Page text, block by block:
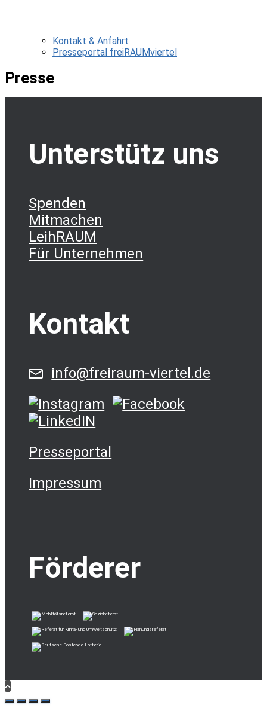
Kontakt & Anfahrt
Presseportal freiRAUMviertel
Presse
Unterstütz uns
Spenden
Mitmachen
LeihRAUM
Für Unternehmen
Kontakt
info@freiraum-viertel.de
Presseportal
Impressum
Förderer